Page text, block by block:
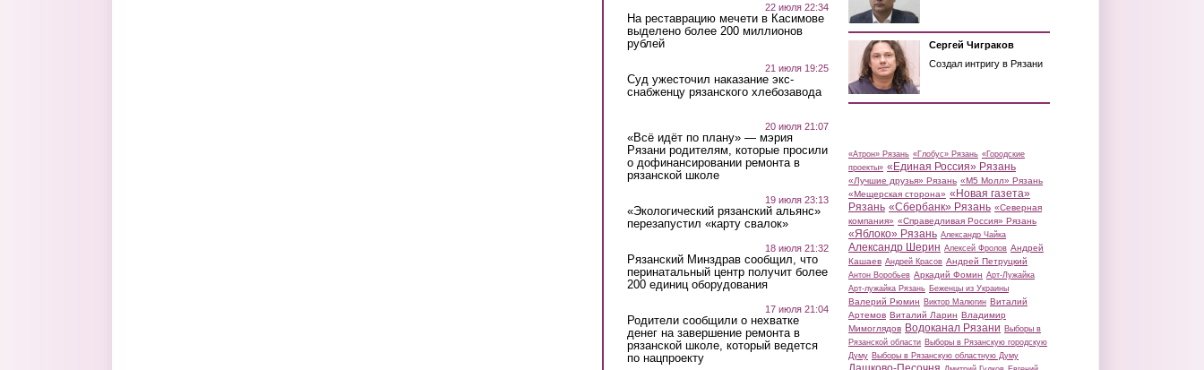
22 июля 22:34
На реставрацию мечети в Касимове
выделено более 200 миллионов
рублей
21 июля 19:25
Суд ужесточил наказание экс-
снабженцу рязанского хлебозавода
20 июля 21:07
«Всё идёт по плану» — мэрия
Рязани родителям, которые просили
о дофинансировании ремонта в
рязанской школе
19 июля 23:13
«Экологический рязанский альянс»
перезапустил «карту свалок»
18 июля 21:32
Рязанский Минздрав сообщил, что
перинатальный центр получит более
200 единиц оборудования
17 июля 21:04
Родители сообщили о нехватке
денег на завершение ремонта в
рязанской школе, который ведется
по нацпроекту
Сергей Чиграков
Создал интригу в Рязани
«Атрон» Рязань «Глобус» Рязань «Городские
проекты» «Единая Россия» Рязань
«Лучшие друзья» Рязань «М5 Молл» Рязань
«Мещерская сторона» «Новая газета»
Рязань «Сбербанк» Рязань «Северная
компания» «Справедливая Россия» Рязань
«Яблоко» Рязань Александр Чайка
Александр Шерин Алексей Фролов Андрей
Кашаев Андрей Красов Андрей Петруцкий
Антон Воробьев Аркадий Фомин Арт-Лужайка
Арт-лужайка Рязань Беженцы из Украины
Валерий Рюмин Виктор Малюгин Виталий
Артемов Виталий Ларин Владимир
Мимоглядов Водоканал Рязани Выборы в
Рязанской области Выборы в Рязанскую городскую
Думу Выборы в Рязанскую областную Думу